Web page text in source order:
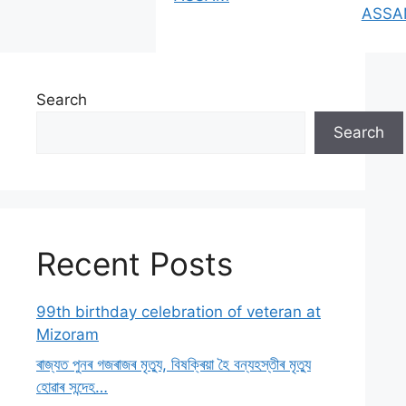
In
Search
Search
Recent Posts
99th birthday celebration of veteran at
Mizoram
ৰাজ্যত পুনৰ গজৰাজৰ মৃত্যু, বিষক্ৰিয়া হৈ বন্যহস্তীৰ মৃত্যু
হোৱাৰ সন্দেহ…